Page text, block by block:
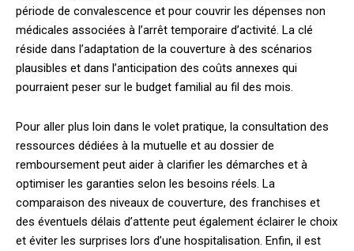
période de convalescence et pour couvrir les dépenses non
médicales associées à l’arrêt temporaire d’activité. La clé
réside dans l’adaptation de la couverture à des scénarios
plausibles et dans l’anticipation des coûts annexes qui
pourraient peser sur le budget familial au fil des mois.
Pour aller plus loin dans le volet pratique, la consultation des
ressources dédiées à la mutuelle et au dossier de
remboursement peut aider à clarifier les démarches et à
optimiser les garanties selon les besoins réels. La
comparaison des niveaux de couverture, des franchises et
des éventuels délais d’attente peut également éclairer le choix
et éviter les surprises lors d’une hospitalisation. Enfin, il est